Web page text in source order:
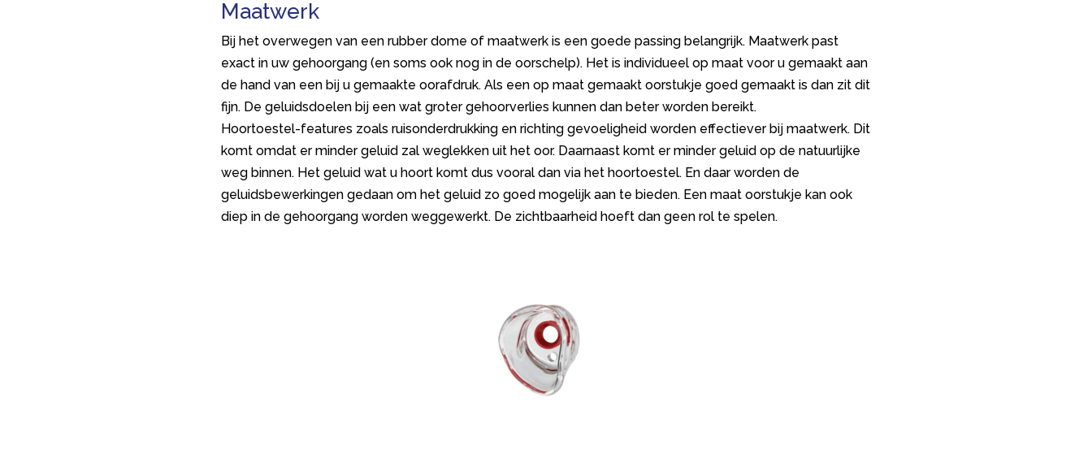
Maatwerk
Bij het overwegen van een rubber dome of maatwerk is een goede passing belangrijk. Maatwerk past
exact in uw gehoorgang (en soms ook nog in de oorschelp). Het is individueel op maat voor u gemaakt aan
de hand van een bij u gemaakte oorafdruk. Als een op maat gemaakt oorstukje goed gemaakt is dan zit dit
fijn. De geluidsdoelen bij een wat groter gehoorverlies kunnen dan beter worden bereikt.
Hoortoestel-features zoals ruisonderdrukking en richting gevoeligheid worden effectiever bij maatwerk. Dit
komt omdat er minder geluid zal weglekken uit het oor. Daarnaast komt er minder geluid op de natuurlijke
weg binnen. Het geluid wat u hoort komt dus vooral dan via het hoortoestel. En daar worden de
geluidsbewerkingen gedaan om het geluid zo goed mogelijk aan te bieden. Een maat oorstukje kan ook
diep in de gehoorgang worden weggewerkt. De zichtbaarheid hoeft dan geen rol te spelen.